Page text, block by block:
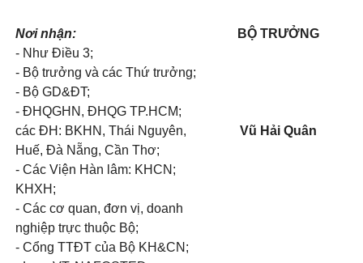
Nơi nhận:
- Như Điều 3;
- Bộ trưởng và các Thứ trưởng;
- Bộ GD&ĐT;
- ĐHQGHN, ĐHQG TP.HCM;
các ĐH: BKHN, Thái Nguyên,
Huế, Đà Nẵng, Cần Thơ;
- Các Viện Hàn lâm: KHCN;
KHXH;
- Các cơ quan, đơn vị, doanh
nghiệp trực thuộc Bộ;
- Cổng TTĐT của Bộ KH&CN;
BỘ TRƯỞNG
Vũ Hải Quân